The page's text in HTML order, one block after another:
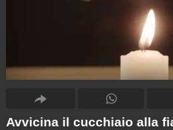
Avvicina il cucchiaio alla